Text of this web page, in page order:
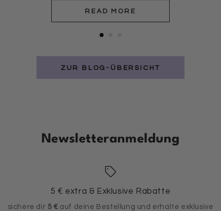
READ MORE
ZUR BLOG-ÜBERSICHT
Newsletteranmeldung
5 € extra & Exklusive Rabatte
sichere dir 5 € auf deine Bestellung und erhalte exklusive